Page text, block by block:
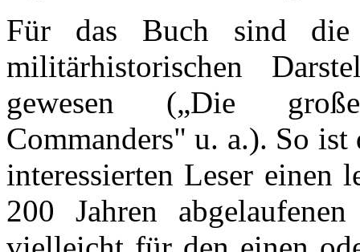
Für das Buch sind die
militärhistorischen
gewesen („Die
Commanders" u. a.). So
interessierten Leser einen
200 Jahren